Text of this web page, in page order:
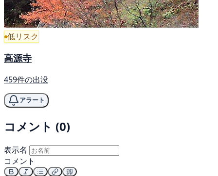
低リスク
高源寺
459件の出没
アラート
コメント (0)
表示名
コメント